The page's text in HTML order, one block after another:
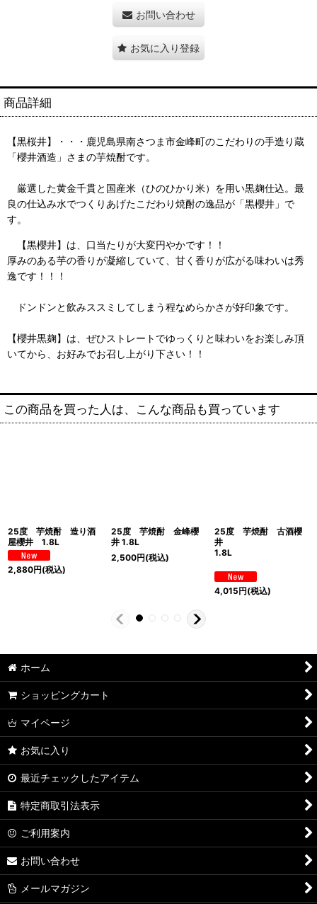
お問い合わせ
お気に入り登録
商品詳細
【黒桜井】・・・鹿児島県南さつま市金峰町のこだわりの手造り蔵
「櫻井酒造」さまの芋焼酎です。
厳選した黄金千貫と国産米（ひのひかり米）を用い黒麹仕込。最
良の仕込み水でつくりあげたこだわり焼酎の逸品が「黒櫻井」で
す。
【黒櫻井】は、口当たりが大変円やかです！！
厚みのある芋の香りが凝縮していて、甘く香りが広がる味わいは秀
逸です！！！
ドンドンと飲みススミしてしまう程なめらかさが好印象です。
【櫻井黒麹】は、ぜひストレートでゆっくりと味わいをお楽しみ頂
いてから、お好みでお召し上がり下さい！！
この商品を買った人は、こんな商品も買っています
25度 芋焼酎 造り酒
屋櫻井 1.8L
2,880円(税込)
25度 芋焼酎 金峰櫻
井 1.8L
2,500円(税込)
25度 芋焼酎 古酒櫻
井
1.8L
4,015円(税込)
ホーム
ショッピングカート
マイページ
お気に入り
最近チェックしたアイテム
特定商取引法表示
ご利用案内
お問い合わせ
メールマガジン